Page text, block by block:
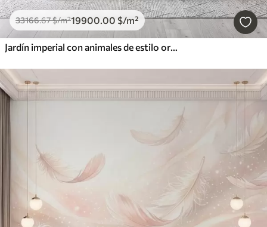
33166.67$/m²19900.00 $/m²
Jardín imperial con animales de estilo oriental: mono, leopardo, tigre, pavo real y garza